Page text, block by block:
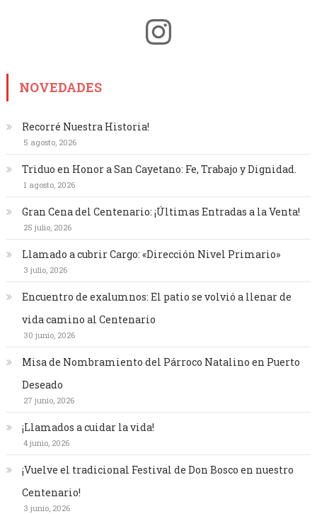
Instagram
NOVEDADES
Recorré Nuestra Historia!
5 agosto, 2026
Triduo en Honor a San Cayetano: Fe, Trabajo y Dignidad.
1 agosto, 2026
Gran Cena del Centenario: ¡Últimas Entradas a la Venta!
25 julio, 2026
Llamado a cubrir Cargo: «Dirección Nivel Primario»
3 julio, 2026
Encuentro de exalumnos: El patio se volvió a llenar de
vida camino al Centenario
30 junio, 2026
Misa de Nombramiento del Párroco Natalino en Puerto
Deseado
27 junio, 2026
¡Llamados a cuidar la vida!
4 junio, 2026
¡Vuelve el tradicional Festival de Don Bosco en nuestro
Centenario!
3 junio, 2026